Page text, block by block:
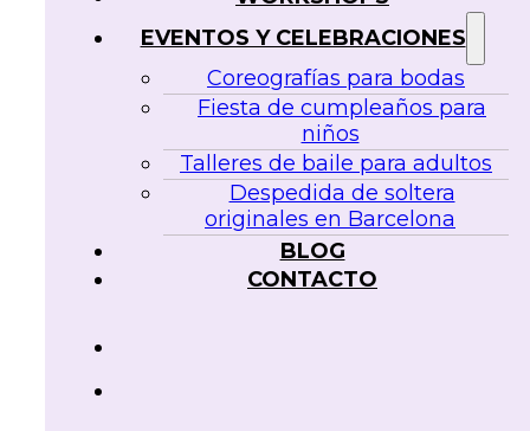
EVENTOS Y CELEBRACIONES
Coreografías para bodas
Fiesta de cumpleaños para
niños
Talleres de baile para adultos
Despedida de soltera
originales en Barcelona
BLOG
CONTACTO